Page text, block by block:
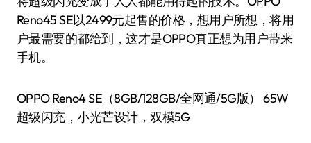
Reno45 SE以2499元起售的价格，想用户所想，将用
户最需要的都给到，这才是OPPO真正想为用户带来
手机。
OPPO Reno4 SE（8GB/128GB/全网通/5G版） 65W
超级闪充，小光芒设计，双模5G